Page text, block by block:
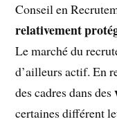
Conseil en
relativement
Le marché du
d’ailleurs actif. En
des cadres dans des
certaines différent